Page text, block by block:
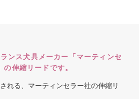
ンス犬具メーカー「マーティンセ
の伸縮リードです。
れる、マーティンセラー社の伸縮リ